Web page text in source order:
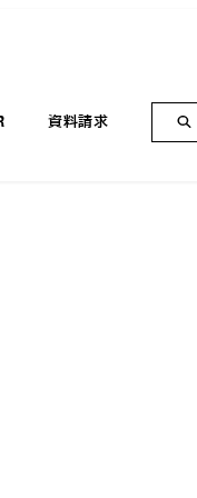
資料請求